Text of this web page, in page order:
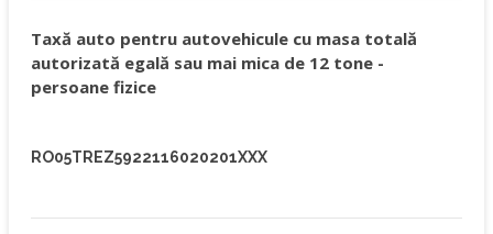
Taxă auto pentru autovehicule cu masa totală
autorizată egală sau mai mica de 12 tone -
persoane fizice
RO05TREZ5922116020201XXX